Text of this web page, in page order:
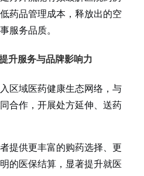
药品管理成本，释放出的空
服务品质。
升服务与品牌影响力
入区域医药健康生态网络，与
合作，开展处方延伸、送药
者提供更丰富的购药选择、更
的医保结算，显著提升就医